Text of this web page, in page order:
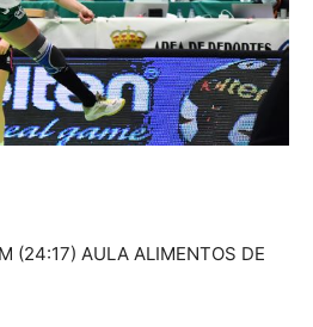
(24:17) AULA ALIMENTOS DE